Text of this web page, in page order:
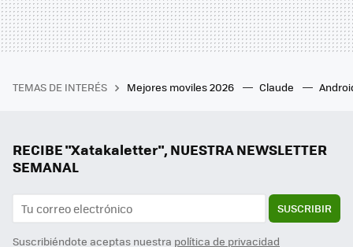
TEMAS DE INTERÉS Mejores moviles 2026 Claude
RECIBE "Xatakaletter", NUESTRA NEWSLETTER
SEMANAL
SUSCRIBIR
Suscribiéndote aceptas nuestra política de privacidad